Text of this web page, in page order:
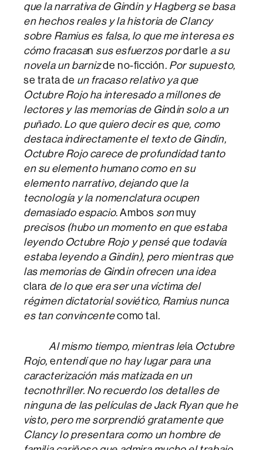
que la narrativa de Gindin y Hagberg se basa
en hechos reales y la historia de Clancy
sobre Ramius es falsa, lo que me interesa es
cómo fracasan sus esfuerzos pordarle a su
novela un barnizde no-ficción. Por supuesto,
se trata de un fracaso relativo ya que
Octubre Rojo ha interesado a millones de
lectores y las memorias de Gind in solo a un
puñado. Lo que quiero decir es que, como
destaca indirectamente el texto de Gindin,
Octubre Rojo carece de profundidad tanto
en su elemento humano como en su
elemento narrativo, dejando que la
tecnología y la nomenclatura ocupen
demasiado espacio.Ambos son muy
precisos (hubo un momento en que estaba
leyendo Octubre Rojo y pensé que todavía
estaba leyendo a Gindin), pero mientras que
las memorias de Gind in ofrecen una idea
clara de lo que era ser una víctima del
régimen dictatorial soviético, Ramius nunca
es tan convincentecomo tal .
Al mismo tiempo, mientras leía Octubre
Rojo, entendí que no hay lugar para una
caracterización más matizada en un
tecnothriller. No recuerdo los detalles de
ninguna de las películas de Jack Ryan que he
visto, pero me sorprendió gratamente que
Clancy lo presentara como un hombre de